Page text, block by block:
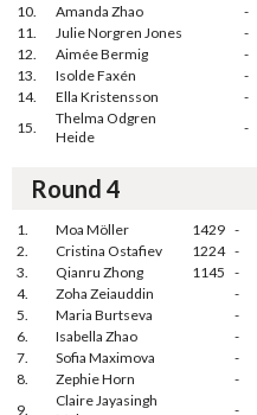
10.
Amanda Zhao -
11.
Julie Norgren Jones -
12.
Aimée Bermig -
13.
Isolde Faxén -
14.
Ella Kristensson -
15.
Thelma Odgren
Heide
-
Round 4
1. Moa Möller 1429 -
2.
Cristina Ostafiev 1224 -
3.
Qianru Zhong 1145 -
4.
Zoha Zeiauddin -
5.
Maria Burtseva -
6.
Isabella Zhao -
7.
Sofia Maximova -
8.
Zephie Horn -
9.
Claire Jayasingh
-